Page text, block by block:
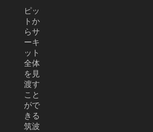
ピッ
トか
らサ
ーキ
ット
全体
を見
渡す
こと
がで
きる
筑波